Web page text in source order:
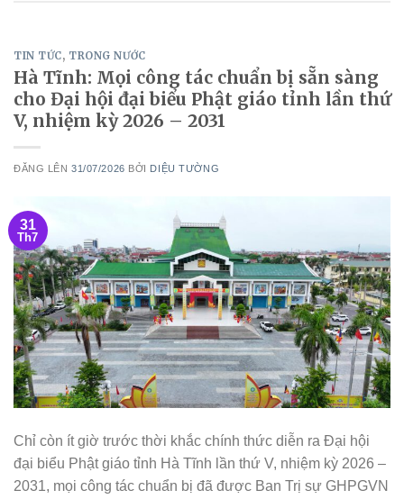
TIN TỨC, TRONG NƯỚC
Hà Tĩnh: Mọi công tác chuẩn bị sẵn sàng
cho Đại hội đại biểu Phật giáo tỉnh lần thứ
V, nhiệm kỳ 2026 – 2031
ĐĂNG LÊN31/07/2026 BỞI DIỆU TƯỜNG
31
Th7
Chỉ còn ít giờ trước thời khắc chính thức diễn ra Đại hội
đại biểu Phật giáo tỉnh Hà Tĩnh lần thứ V, nhiệm kỳ 2026 –
2031, mọi công tác chuẩn bị đã được Ban Trị sự GHPGVN